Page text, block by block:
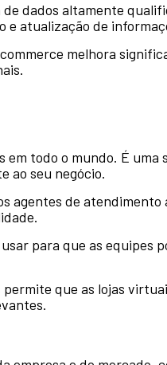
dados altamente
atualização de
melhora
em todo o mundo. É uma
ao seu negócio.
agentes de
para que as equipes
que as lojas